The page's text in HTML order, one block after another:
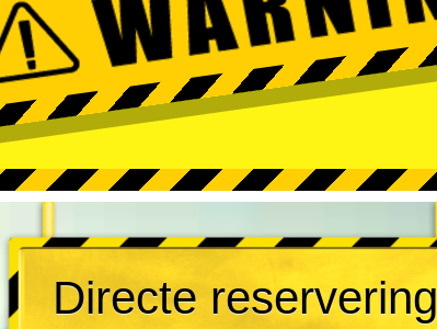
Directe reservering